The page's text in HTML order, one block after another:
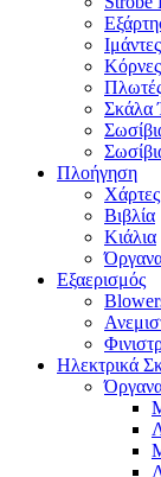
Κόρνες
Σκάλα
Πλοήγηση
Χάρτες
Βιβλία
Κιάλια
Εξαερισμός
Ηλεκτρικά